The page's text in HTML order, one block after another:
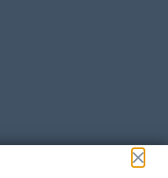
della vicinanza
spostarsi